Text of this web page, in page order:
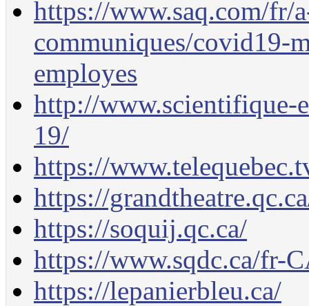
https://www.saq.com/fr/
communiques/covid19-
employes
http://www.scientifique-
19/
https://
https://
https://soquij.qc.ca/
https://www.sqdc.ca/fr-
https://lepanierbleu.ca/